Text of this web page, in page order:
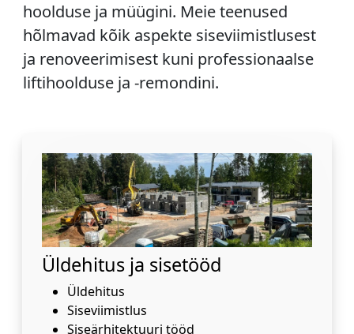
hoolduse ja müügini. Meie teenused
hõlmavad kõik aspekte siseviimistlusest
ja renoveerimisest kuni professionaalse
liftihoolduse ja -remondini.
Üldehitus ja sisetööd
Üldehitus
Siseviimistlus
Siseärhitektuuri tööd